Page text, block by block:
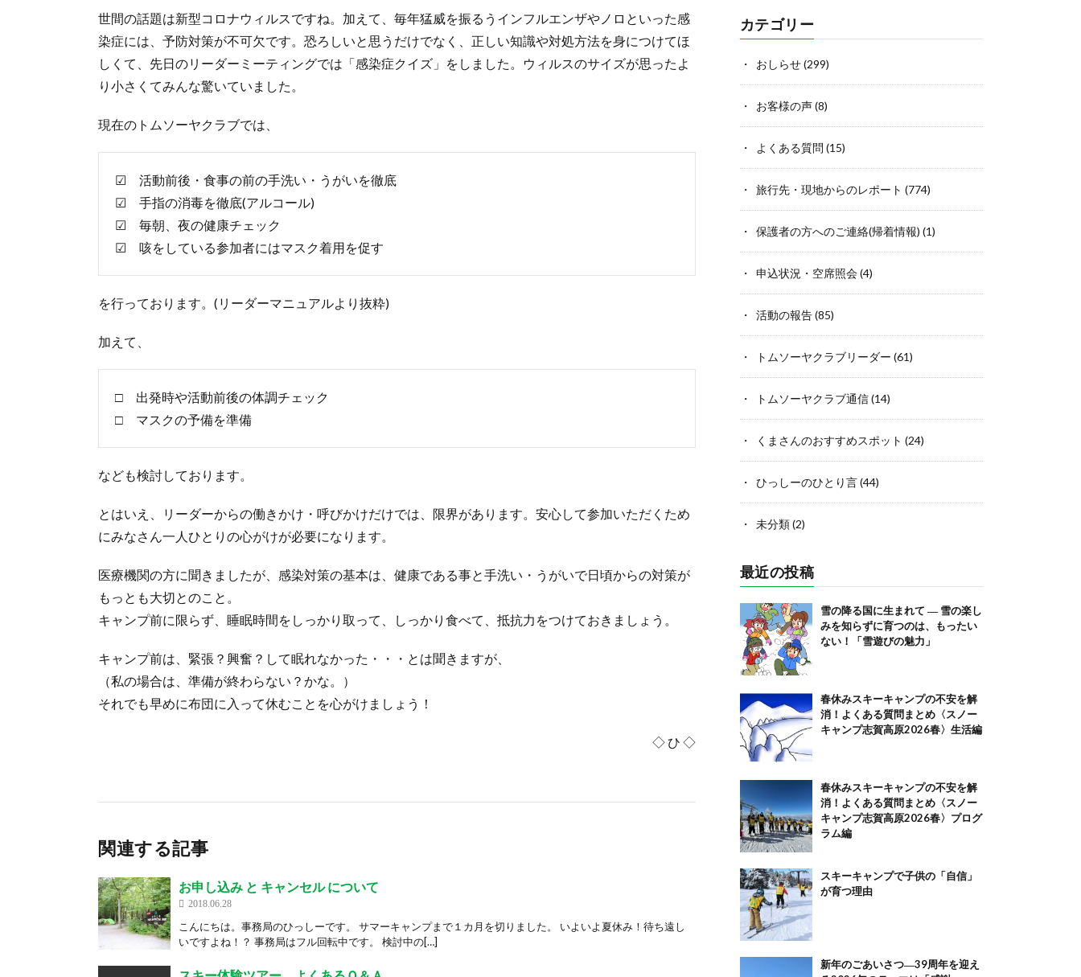
世間の話題は新型コロナウィルスですね。加えて、毎年猛威を振るうインフルエンザやノロといった感
染症には、予防対策が不可欠です。恐ろしいと思うだけでなく、正しい知識や対処方法を身につけてほ
しくて、先日のリーダーミーティングでは「感染症クイズ」をしました。ウィルスのサイズが思ったよ
り小さくてみんな驚いていました。
現在のトムソーヤクラブでは、
☑ 活動前後・食事の前の手洗い・うがいを徹底
☑ 手指の消毒を徹底(アルコール)
☑ 毎朝、夜の健康チェック
☑ 咳をしている参加者にはマスク着用を促す
を行っております。(リーダーマニュアルより抜粋)
加えて、
□ 出発時や活動前後の体調チェック
□ マスクの予備を準備
なども検討しております。
とはいえ、リーダーからの働きかけ・呼びかけだけでは、限界があります。安心して参加いただくため
にみなさん一人ひとりの心がけが必要になります。
医療機関の方に聞きましたが、感染対策の基本は、健康である事と手洗い・うがいで日頃からの対策が
もっとも大切とのこと。
キャンプ前に限らず、睡眠時間をしっかり取って、しっかり食べて、抵抗力をつけておきましょう。
キャンプ前は、緊張？興奮？して眠れなかった・・・とは聞きますが、
（私の場合は、準備が終わらない？かな。）
それでも早めに布団に入って休むことを心がけましょう！
◇ ひ ◇
関連する記事
お申し込み と キャンセル について
2018.06.28
こんにちは。事務局のひっしーです。 サマーキャンプまで１カ月を切りました。 いよいよ夏休み！待ち遠し
いですよね！？ 事務局はフル回転中です。 検討中の[…]
カテゴリー
おしらせ(299)
お客様の声(8)
よくある質問 (15)
旅行先・現地からのレポート (774)
保護者の方へのご連絡(帰着情報) (1)
申込状況・空席照会(4)
活動の報告(85)
トムソーヤクラブリーダー (61)
トムソーヤクラブ通信(14)
くまさんのおすすめスポット (24)
ひっしーのひとり言(44)
未分類(2)
最近の投稿
雪の降る国に生まれて ― 雪の楽し
みを知らずに育つのは、もったい
ない！「雪遊びの魅力」
春休みスキーキャンプの不安を解
消！よくある質問まとめ〈スノー
キャンプ志賀高原2026春〉生活編
春休みスキーキャンプの不安を解
消！よくある質問まとめ〈スノー
キャンプ志賀高原2026春〉プログ
ラム編
スキーキャンプで子供の「自信」
が育つ理由
新年のごあいさつ―39周年を迎え